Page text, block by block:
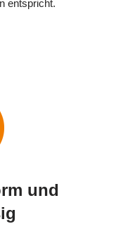
entspricht.
und